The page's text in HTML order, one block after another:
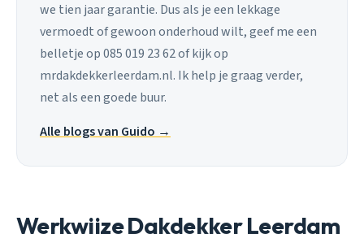
we tien jaar garantie. Dus als je een lekkage
vermoedt of gewoon onderhoud wilt, geef me een
belletje op 085 019 23 62 of kijk op
mrdakdekkerleerdam.nl. Ik help je graag verder,
net als een goede buur.
Alle blogs van Guido →
Werkwijze Dakdekker Leerdam